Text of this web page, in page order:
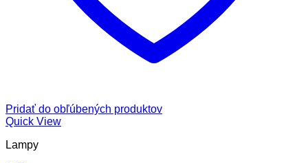
Pridať do obľúbených produktov
Quick View
Lampy